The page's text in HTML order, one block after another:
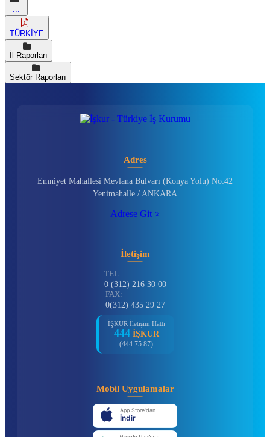
TÜRKİYE
İl Raporları
Sektör Raporları
Adres
Emniyet Mahallesi Mevlana Bulvarı (Konya Yolu) No:42
Yenimahalle / ANKARA
Adrese Git
İletişim
TEL:
0 (312) 216 30 00
FAX:
0(312) 435 29 27
İŞKUR İletişim Hattı
444 İŞKUR
(444 75 87)
Mobil Uygulamalar
App Store'dan
İndir